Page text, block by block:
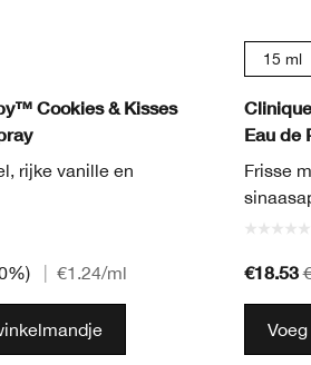
Cookies & Kisses
rijke vanille en
€1.24/ml
15 ml
Eau de
Frisse
€18.53